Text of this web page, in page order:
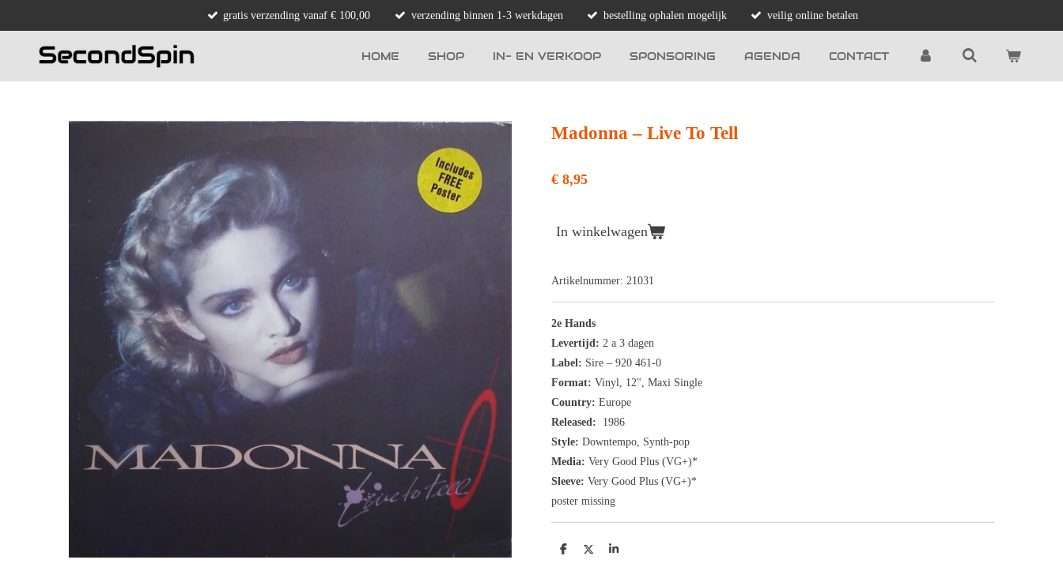
gratis verzending vanaf € 100,00 verzending binnen 1-3 werkdagen bestelling ophalen mogelijk veilig online betalen
HOME SHOP IN- EN VERKOOP SPONSORING AGENDA CONTACT
Madonna ‎– Live To Tell
€ 8,95
In winkelwagen
Artikelnummer: 21031
2e Hands
Levertijd: 2 a 3 dagen
Label: Sire ‎– 920 461-0
Format: Vinyl, 12", Maxi Single
Country: Europe
Released: 1986
Style: Downtempo, Synth-pop
Media: Very Good Plus (VG+)*
Sleeve: Very Good Plus (VG+)*
poster missing
D
D
S